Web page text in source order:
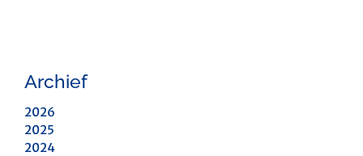
Archief
2026
2025
2024